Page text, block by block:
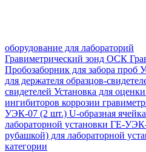
оборудование для лабораторий
Гравиметрический зонд ОСК
Пробозаборник для забора проб
для держателя образцов-
свидетелей Установка для
ингибиторов коррозии
УЭК-07 (2 шт.) U-образная
лабораторной установки ГЕ-
рубашкой) для лабораторной
категории